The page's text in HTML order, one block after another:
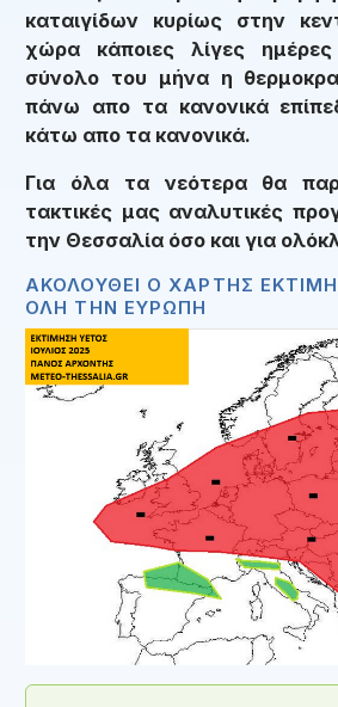
καταιγίδων κυρίως στην
χώρα κάποιες λίγες
σύνολο του μήνα η
πάνω απο τα κανονικά
κάτω απο τα κανονικά.
Για όλα τα νεότερα θα
τακτικές μας αναλυτικές
την Θεσσαλία όσο και για
ΑΚΟΛΟΥΘΕΙ Ο ΧΑΡΤΗΣ
ΟΛΗ ΤΗΝ ΕΥΡΩΠΗ